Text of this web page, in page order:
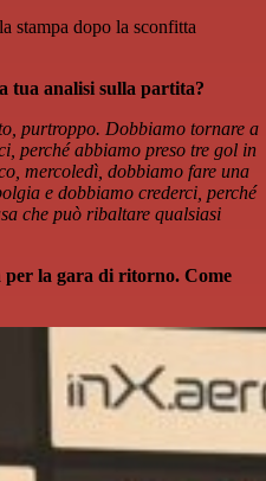
stampa dopo la sconfitta
tua analisi sulla partita?
purtroppo. Dobbiamo tornare a
perché abbiamo preso tre gol in
mercoledì, dobbiamo fare una
e dobbiamo crederci, perché
che può ribaltare qualsiasi
la gara di ritorno. Come